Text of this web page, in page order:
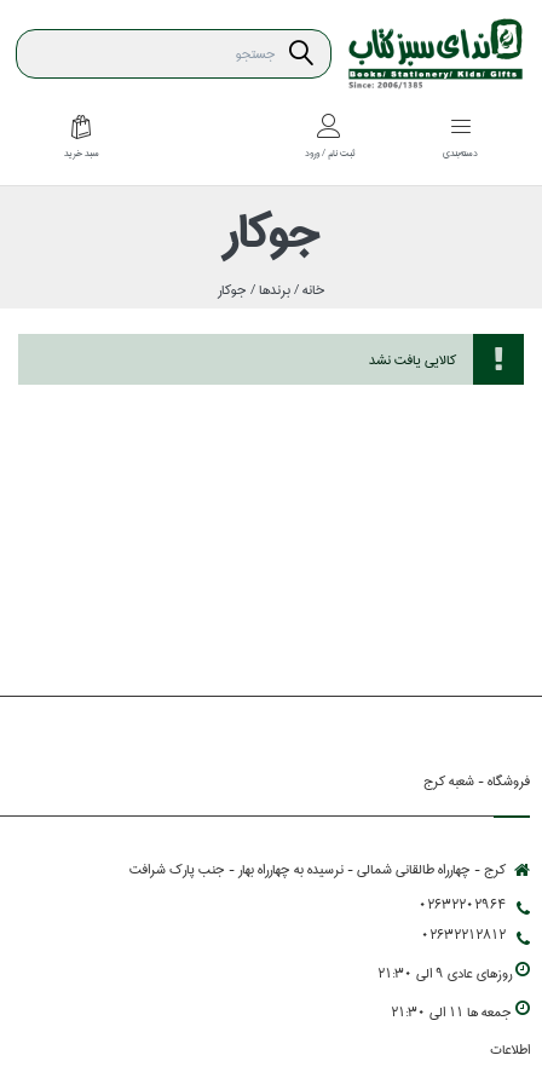
دسته‌بندي ثبت نام / ورود سبد خريد
جوكار
خانه /برندها /جوكار
كالايي يافت نشد
فروشگاه - شعبه کرج
کرج - چهارراه طالقانی شمالی - نرسیده به چهارراه بهار - جنب پارك شرافت
02632202964
02632212812
روزهاي عادي 9 الي 21:30
جمعه ها 11 الي 21:30
اطلاعات